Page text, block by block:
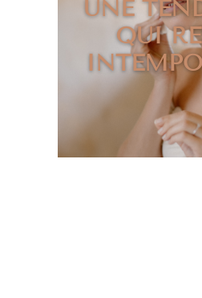
UNE
QUI